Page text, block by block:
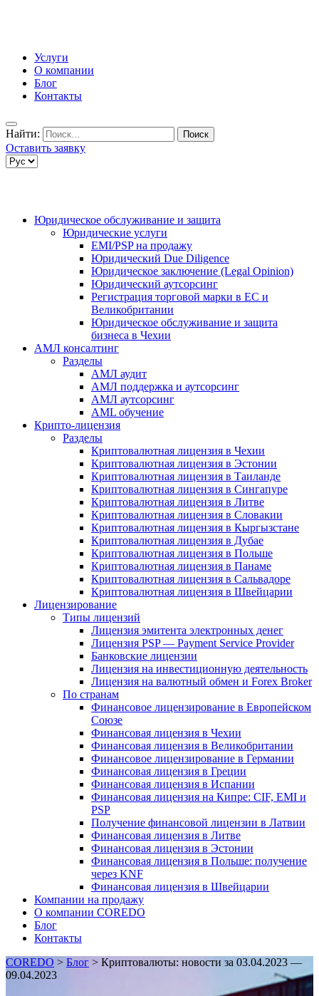
Услуги
О компании
Блог
Контакты
Найти:
Оставить заявку
Юридическое обслуживание и защита
Юридические услуги
EMI/PSP на продажу
Юридический Due Diligence
Юридическое заключение (Legal Opinion)
Юридический аутсорсинг
Регистрация торговой марки в ЕС и
Великобритании
Юридическое обслуживание и защита
бизнеса в Чехии
АМЛ консалтинг
Разделы
АМЛ аудит
АМЛ поддержка и аутсорсинг
АМЛ аутсорсинг
AML обучение
Крипто-лицензия
Разделы
Криптовалютная лицензия в Чехии
Криптовалютная лицензия в Эстонии
Криптовалютная лицензия в Таиланде
Криптовалютная лицензия в Сингапуре
Криптовалютная лицензия в Литве
Криптовалютная лицензия в Словакии
Криптовалютная лицензия в Кыргызстане
Криптовалютная лицензия в Дубае
Криптовалютная лицензия в Польше
Криптовалютная лицензия в Панаме
Криптовалютная лицензия в Сальвадоре
Криптовалютная лицензия в Швейцарии
Лицензирование
Типы лицензий
Лицензия эмитента электронных денег
Лицензия PSP — Payment Service Provider
Банковские лицензии
Лицензия на инвестиционную деятельность
Лицензия на валютный обмен и Forex Broker
По странам
Финансовое лицензирование в Европейском
Союзе
Финансовая лицензия в Чехии
Финансовая лицензия в Великобритании
Финансовое лицензирование в Германии
Финансовая лицензия в Греции
Финансовая лицензия в Испании
Финансовая лицензия на Кипре: CIF, EMI и
PSP
Получение финансовой лицензии в Латвии
Финансовая лицензия в Литве
Финансовая лицензия в Эстонии
Финансовая лицензия в Польше: получение
через KNF
Финансовая лицензия в Швейцарии
Компании на продажу
О компании COREDO
Блог
Контакты
COREDO > Блог > Криптовалюты: новости за 03.04.2023 —
09.04.2023